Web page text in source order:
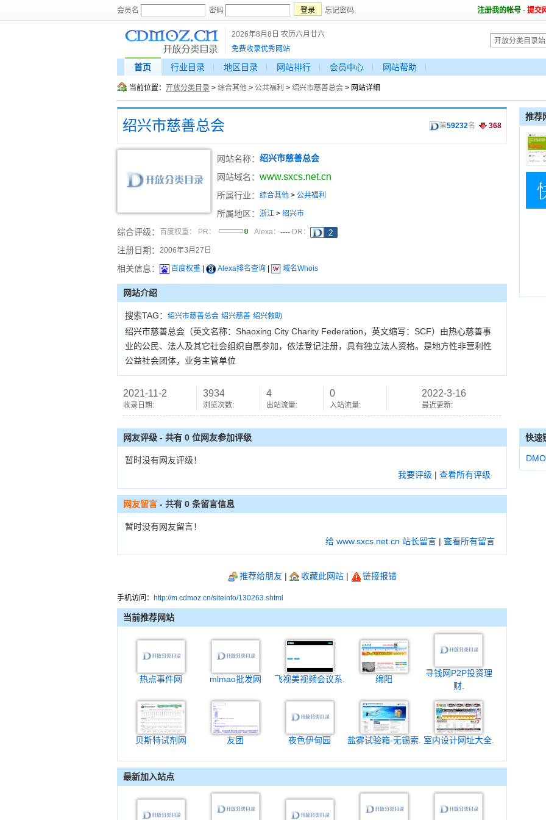
会员名 密码 忘记密码 注册我的帐号 - 提交
2026年8月8日 农历六月廿六
免费收录优秀网站
首页 行业目录 地区目录 网站排行 会员中心 网站帮助
当前位置： 开放分类目录 > 综合其他 > 公共福利 > 绍兴市慈善总会 > 网站详细
绍兴市慈善总会 第59232名 368
网站名称： 绍兴市慈善总会
网站域名： www.sxcs.net.cn
所属行业： 综合其他 > 公共福利
所属地区： 浙江 > 绍兴市
综合评级： 百度权重： PR： Alexa： ---- DR：
注册日期： 2006年3月27日
相关信息： 百度权重 Alexa排名查询 域名Whois
网站介绍
搜索TAG： 绍兴市慈善总会 绍兴慈善 绍兴救助
绍兴市慈善总会（英文名称：Shaoxing City Charity Federation，英文缩写：SCF）由热心慈善事
业的公民、法人及其它社会组织自愿参加，依法登记注册，具有独立法人资格。是地方性非营利性
公益社会团体，业务主管单位
2021-11-2
收录日期:
3934
浏览次数:
4
出站流量:
0
入站流量:
2022-3-16
最近更新:
推荐
网友评级 - 共有 0 位网友参加评级
暂时没有网友评级！
我要评级 | 查看所有评级
网友留言 - 共有 0 条留言信息
暂时没有网友留言！
给 www.sxcs.net.cn 站长留言 | 查看所有留言
推荐给朋友 | 收藏此网站| 链接报错
手机访问： http://m.cdmoz.cn/siteinfo/130263.shtml
当前推荐网站
热点事件网 mlmao批发网 飞视美视频会议系. 绵阳
寻钱网P2P投资理
财.
贝斯特试剂网 友团 夜色伊甸园 盐雾试验箱-无锡索. 室内设计网址大全.
最新加入站点
快速